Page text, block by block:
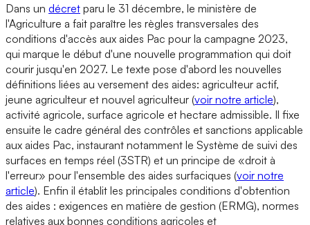
Dans un décret paru le 31 décembre, le ministère de
l'Agriculture a fait paraître les règles transversales des
conditions d'accès aux aides Pac pour la campagne 2023,
qui marque le début d'une nouvelle programmation qui doit
courir jusqu'en 2027. Le texte pose d'abord les nouvelles
définitions liées au versement des aides: agriculteur actif,
jeune agriculteur et nouvel agriculteur (voir notre article),
activité agricole, surface agricole et hectare admissible. Il fixe
ensuite le cadre général des contrôles et sanctions applicable
aux aides Pac, instaurant notamment le Système de suivi des
surfaces en temps réel (3STR) et un principe de «droit à
l'erreur» pour l'ensemble des aides surfaciques (voir notre
article). Enfin il établit les principales conditions d'obtention
des aides : exigences en matière de gestion (ERMG), normes
relatives aux bonnes conditions agricoles et